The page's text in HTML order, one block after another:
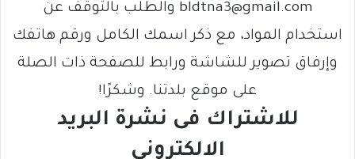
bldtna3@gmail.com والطلب بالتوقف عن
استخدام المواد، مع ذكر اسمك الكامل ورقم هاتفك
وإرفاق تصوير للشاشة ورابط للصفحة ذات الصلة
على موقع بلدتنا. وشكرًا!
للاشتراك فى نشرة البريد
الالكتروني